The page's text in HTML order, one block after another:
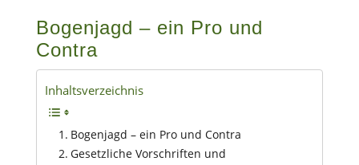
Bogenjagd – ein Pro und
Contra
Inhaltsverzeichnis
Bogenjagd – ein Pro und Contra
Gesetzliche Vorschriften und